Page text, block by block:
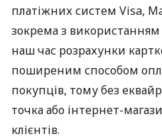
платіжних систем Visa,
зокрема з використанням
наш час розрахунки
поширеним способом
покупців, тому без
точка або інтернет-
клієнтів.